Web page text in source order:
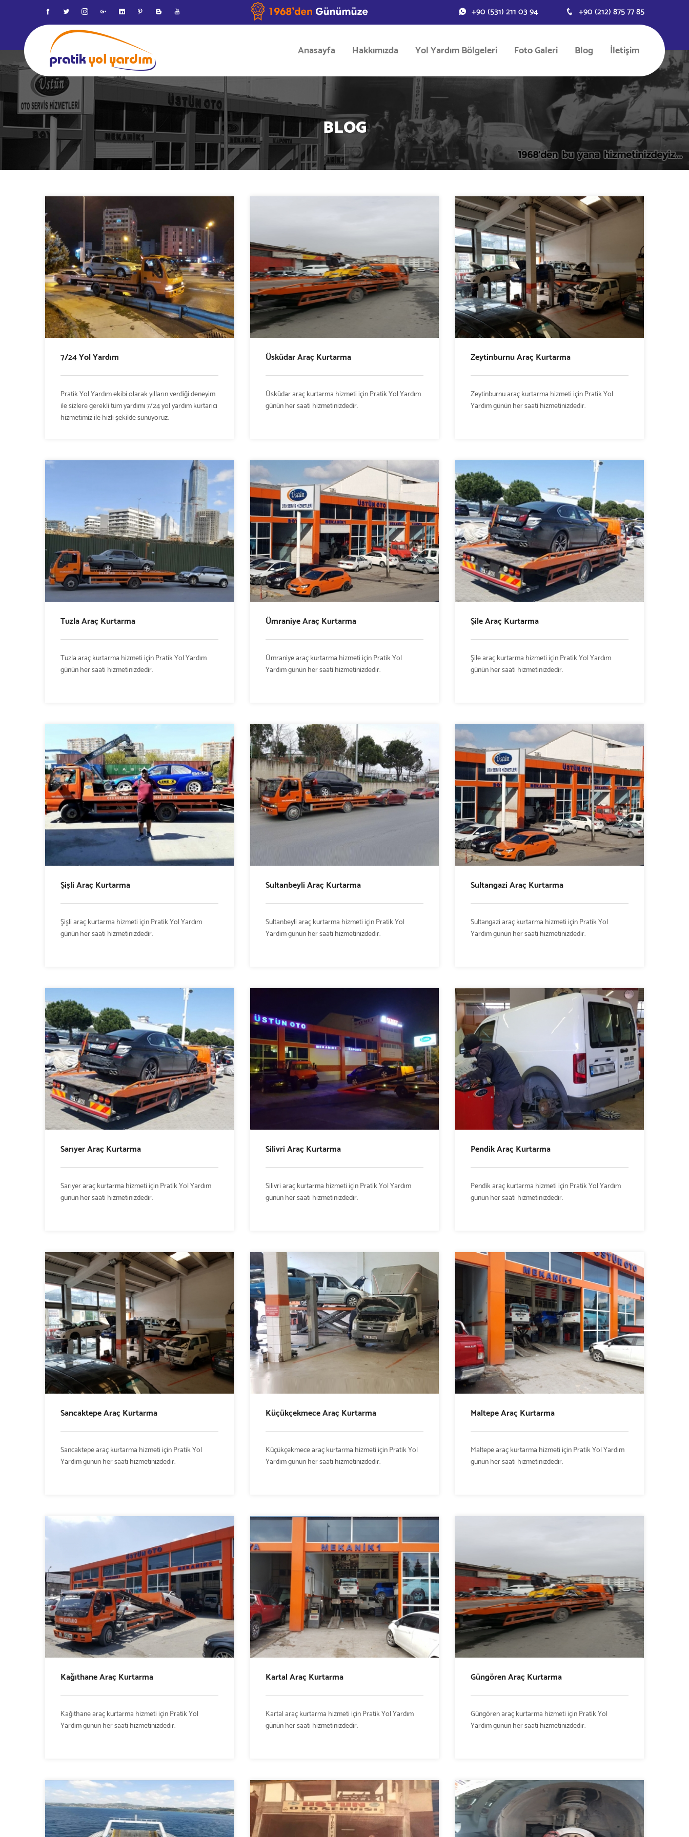
+90 (531) 211 03 94 +90 (212) 875 77 85
Anasayfa Hakkımızda Yol Yardım Bölgeleri Foto Galeri Blog İletişim
BLOG
7/24 Yol Yardım
Pratik Yol Yardım ekibi olarak yılların verdiği deneyim
ile sizlere gerekli tüm yardımı 7/24 yol yardım kurtarıcı
hizmetimiz ile hızlı şekilde sunuyoruz.
Üsküdar Araç Kurtarma
Üsküdar araç kurtarma hizmeti için Pratik Yol Yardım
günün her saati hizmetinizdedir.
Zeytinburnu Araç Kurtarma
Zeytinburnu araç kurtarma hizmeti için Pratik Yol
Yardım günün her saati hizmetinizdedir.
Tuzla Araç Kurtarma
Tuzla araç kurtarma hizmeti için Pratik Yol Yardım
günün her saati hizmetinizdedir.
Ümraniye Araç Kurtarma
Ümraniye araç kurtarma hizmeti için Pratik Yol
Yardım günün her saati hizmetinizdedir.
Şile Araç Kurtarma
Şile araç kurtarma hizmeti için Pratik Yol Yardım
günün her saati hizmetinizdedir.
Şişli Araç Kurtarma
Şişli araç kurtarma hizmeti için Pratik Yol Yardım
günün her saati hizmetinizdedir.
Sultanbeyli Araç Kurtarma
Sultanbeyli araç kurtarma hizmeti için Pratik Yol
Yardım günün her saati hizmetinizdedir.
Sultangazi Araç Kurtarma
Sultangazi araç kurtarma hizmeti için Pratik Yol
Yardım günün her saati hizmetinizdedir.
Sarıyer Araç Kurtarma
Sarıyer araç kurtarma hizmeti için Pratik Yol Yardım
günün her saati hizmetinizdedir.
Silivri Araç Kurtarma
Silivri araç kurtarma hizmeti için Pratik Yol Yardım
günün her saati hizmetinizdedir.
Pendik Araç Kurtarma
Pendik araç kurtarma hizmeti için Pratik Yol Yardım
günün her saati hizmetinizdedir.
Sancaktepe Araç Kurtarma
Sancaktepe araç kurtarma hizmeti için Pratik Yol
Yardım günün her saati hizmetinizdedir.
Küçükçekmece Araç Kurtarma
Küçükçekmece araç kurtarma hizmeti için Pratik Yol
Yardım günün her saati hizmetinizdedir.
Maltepe Araç Kurtarma
Maltepe araç kurtarma hizmeti için Pratik Yol Yardım
günün her saati hizmetinizdedir.
Kağıthane Araç Kurtarma
Kağıthane araç kurtarma hizmeti için Pratik Yol
Yardım günün her saati hizmetinizdedir.
Kartal Araç Kurtarma
Kartal araç kurtarma hizmeti için Pratik Yol Yardım
günün her saati hizmetinizdedir.
Güngören Araç Kurtarma
Güngören araç kurtarma hizmeti için Pratik Yol
Yardım günün her saati hizmetinizdedir.